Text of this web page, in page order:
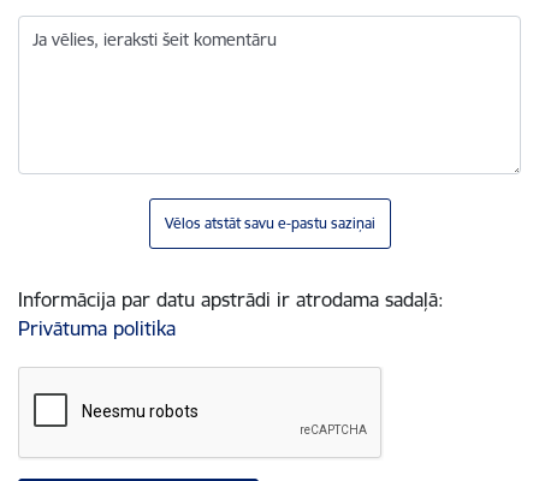
Ja vēlies, ieraksti šeit komentāru
Vēlos atstāt savu e-pastu saziņai
Informācija par datu apstrādi ir atrodama sadaļā:
Privātuma politika